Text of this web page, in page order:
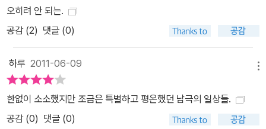
오히려 안 되는.
공감 (2) 댓글 (0)
하루 2011-06-09
한없이 소소했지만 조금은 특별하고 평온했던 남극의 일상들.
공감 (0) 댓글 (0)